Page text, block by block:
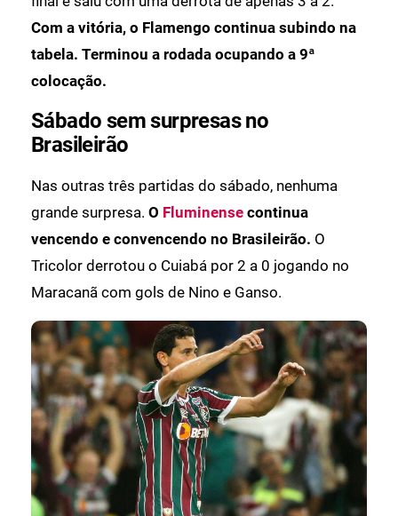
Com a vitória, o Flamengo continua subindo na
tabela. Terminou a rodada ocupando a 9ª
colocação.
Sábado sem surpresas no
Brasileirão
Nas outras três partidas do sábado, nenhuma
grande surpresa. O Fluminense continua
vencendo e convencendo no Brasileirão. O
Tricolor derrotou o Cuiabá por 2 a 0 jogando no
Maracanã com gols de Nino e Ganso.